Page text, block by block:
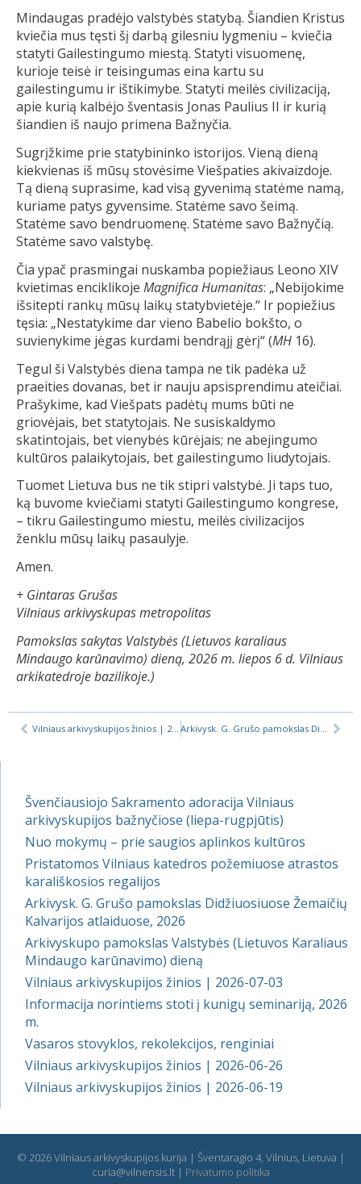
Mindaugas pradėjo valstybės statybą. Šiandien Kristus
kviečia mus tęsti šį darbą gilesniu lygmeniu – kviečia
statyti Gailestingumo miestą. Statyti visuomenę,
kurioje teisė ir teisingumas eina kartu su
gailestingumu ir ištikimybe. Statyti meilės civilizaciją,
apie kurią kalbėjo šventasis Jonas Paulius II ir kurią
šiandien iš naujo primena Bažnyčia.
Sugrįžkime prie statybininko istorijos. Vieną dieną
kiekvienas iš mūsų stovėsime Viešpaties akivaizdoje.
Tą dieną suprasime, kad visą gyvenimą statėme namą,
kuriame patys gyvensime. Statėme savo šeimą.
Statėme savo bendruomenę. Statėme savo Bažnyčią.
Statėme savo valstybę.
Čia ypač prasmingai nuskamba popiežiaus Leono XIV
kvietimas enciklikoje Magnifica Humanitas: „Nebijokime
išsitepti rankų mūsų laikų statybvietėje.“ Ir popiežius
tęsia: „Nestatykime dar vieno Babelio bokšto, o
suvienykime jėgas kurdami bendrąjį gėrį“ (MH 16).
Tegul ši Valstybės diena tampa ne tik padėka už
praeities dovanas, bet ir nauju apsisprendimu ateičiai.
Prašykime, kad Viešpats padėtų mums būti ne
griovėjais, bet statytojais. Ne susiskaldymo
skatintojais, bet vienybės kūrėjais; ne abejingumo
kultūros palaikytojais, bet gailestingumo liudytojais.
Tuomet Lietuva bus ne tik stipri valstybė. Ji taps tuo,
ką buvome kviečiami statyti Gailestingumo kongrese,
– tikru Gailestingumo miestu, meilės civilizacijos
ženklu mūsų laikų pasaulyje.
Amen.
+ Gintaras Grušas
Vilniaus arkivyskupas metropolitas
Pamokslas sakytas Valstybės (Lietuvos karaliaus
Mindaugo karūnavimo) dieną, 2026 m. liepos 6 d. Vilniaus
arkikatedroje bazilikoje.)
Vilniaus arkivyskupijos žinios | 2026-07-03 Arkivysk. G. Grušo pamokslas Didžiuosiuose Žemaičių Kalvarijos atlaiduose, 2026
Švenčiausiojo Sakramento adoracija Vilniaus
arkivyskupijos bažnyčiose (liepa-rugpjūtis)
Nuo mokymų – prie saugios aplinkos kultūros
Pristatomos Vilniaus katedros požemiuose atrastos
karališkosios regalijos
Arkivysk. G. Grušo pamokslas Didžiuosiuose Žemaičių
Kalvarijos atlaiduose, 2026
Arkivyskupo pamokslas Valstybės (Lietuvos Karaliaus
Mindaugo karūnavimo) dieną
Vilniaus arkivyskupijos žinios | 2026-07-03
Informacija norintiems stoti į kunigų seminariją, 2026
m.
Vasaros stovyklos, rekolekcijos, renginiai
Vilniaus arkivyskupijos žinios | 2026-06-26
Vilniaus arkivyskupijos žinios | 2026-06-19
© 2026 Vilniaus arkivyskupijos kurija | Šventaragio 4, Vilnius, Lietuva |
curia@vilnensis.lt | Privatumo politika